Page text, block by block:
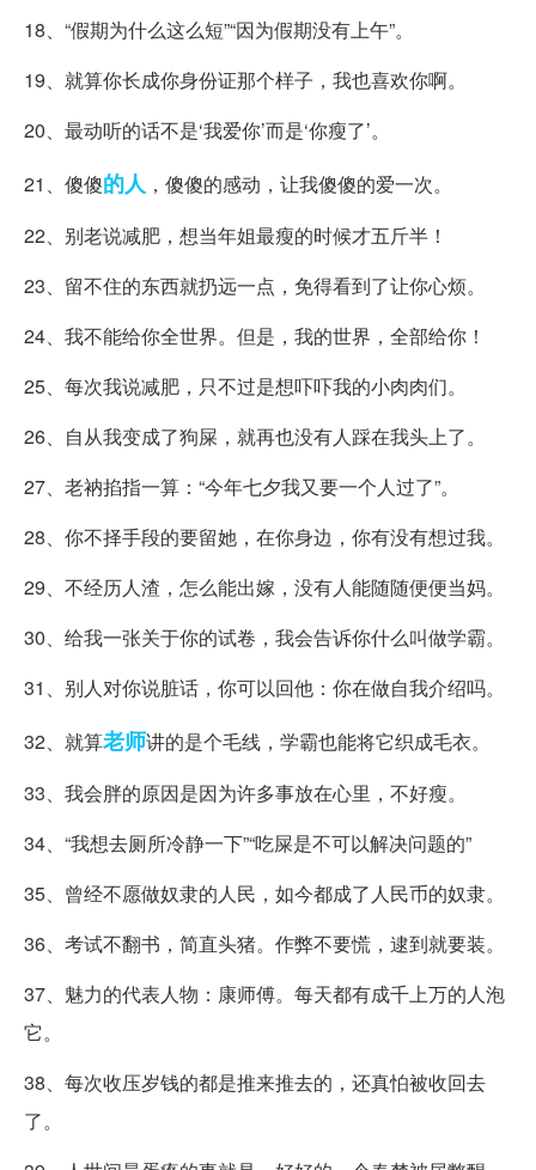
18、“假期为什么这么短”“因为假期没有上午”。
19、就算你长成你身份证那个样子，我也喜欢你啊。
20、最动听的话不是‘我爱你’而是‘你瘦了’。
21、傻傻的人 ，傻傻的感动，让我傻傻的爱一次。
22、别老说减肥，想当年姐最瘦的时候才五斤半！
23、留不住的东西就扔远一点，免得看到了让你心烦。
24、我不能给你全世界。但是，我的世界，全部给你！
25、每次我说减肥，只不过是想吓吓我的小肉肉们。
26、自从我变成了狗屎，就再也没有人踩在我头上了。
27、老衲掐指一算：“今年七夕我又要一个人过了”。
28、你不择手段的要留她，在你身边，你有没有想过我。
29、不经历人渣，怎么能出嫁，没有人能随随便便当妈。
30、给我一张关于你的试卷，我会告诉你什么叫做学霸。
31、别人对你说脏话，你可以回他：你在做自我介绍吗。
32、就算老师讲的是个毛线，学霸也能将它织成毛衣。
33、我会胖的原因是因为许多事放在心里，不好瘦。
34、“我想去厕所冷静一下”“吃屎是不可以解决问题的”
35、曾经不愿做奴隶的人民，如今都成了人民币的奴隶。
36、考试不翻书，简直头猪。作弊不要慌，逮到就要装。
37、魅力的代表人物：康师傅。每天都有成千上万的人泡
它。
38、每次收压岁钱的都是推来推去的，还真怕被收回去
了。